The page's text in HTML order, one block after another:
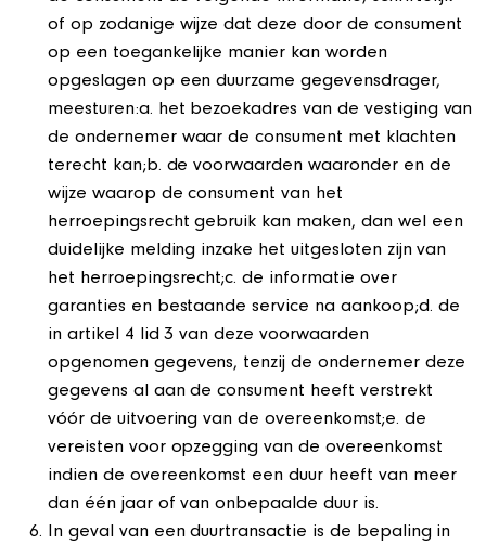
of op zodanige wijze dat deze door de consument
op een toegankelijke manier kan worden
opgeslagen op een duurzame gegevensdrager,
meesturen:a. het bezoekadres van de vestiging van
de ondernemer waar de consument met klachten
terecht kan;b. de voorwaarden waaronder en de
wijze waarop de consument van het
herroepingsrecht gebruik kan maken, dan wel een
duidelijke melding inzake het uitgesloten zijn van
het herroepingsrecht;c. de informatie over
garanties en bestaande service na aankoop;d. de
in artikel 4 lid 3 van deze voorwaarden
opgenomen gegevens, tenzij de ondernemer deze
gegevens al aan de consument heeft verstrekt
vóór de uitvoering van de overeenkomst;e. de
vereisten voor opzegging van de overeenkomst
indien de overeenkomst een duur heeft van meer
dan één jaar of van onbepaalde duur is.
In geval van een duurtransactie is de bepaling in